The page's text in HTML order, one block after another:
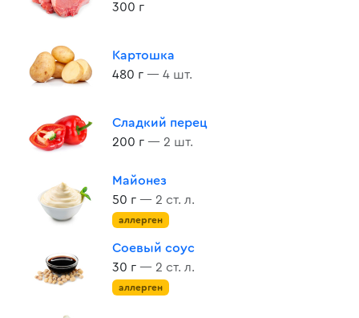
300 г
Картошка
480 г — 4 шт.
Сладкий перец
200 г — 2 шт.
Майонез
50 г — 2 ст. л.
аллерген
Соевый соус
30 г — 2 ст. л.
аллерген